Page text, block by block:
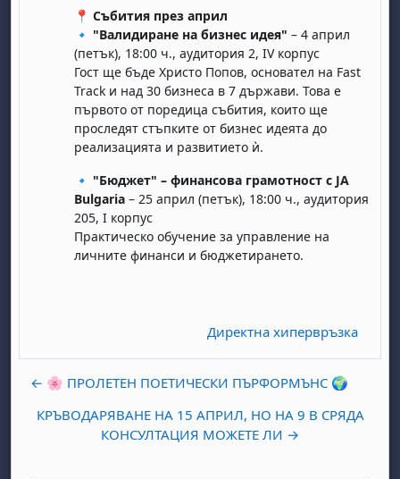
📍 Събития през април
🔹 "Валидиране на бизнес идея" – 4 април
(петък), 18:00 ч., аудитория 2, IV корпус
Гост ще бъде Христо Попов, основател на Fast
Track и над 30 бизнеса в 7 държави. Това е
първото от поредица събития, които ще
проследят стъпките от бизнес идеята до
реализацията и развитието ѝ.
🔹 "Бюджет" – финансова грамотност с JA
Bulgaria – 25 април (петък), 18:00 ч., аудитория
205, I корпус
Практическо обучение за управление на
личните финанси и бюджетирането.
Директна хипервръзка
← 🌸 ПРОЛЕТЕН ПОЕТИЧЕСКИ ПЪРФОРМЪНС 🌍
КРЪВОДАРЯВАНЕ НА 15 АПРИЛ, НО НА 9 В СРЯДА
КОНСУЛТАЦИЯ МОЖЕТЕ ЛИ →
1 август
неделя, 2 август
8 август
неделя, 9 август
15 август
неделя, 16 август
22 август
неделя, 23 август
29 август
неделя, 30 август